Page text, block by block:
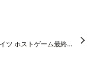
【ラグビーワイルドナイツ ホストゲーム最終戦】